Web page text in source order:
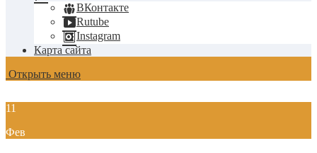
ВКонтакте
Rutube
Instagram
Карта сайта
Открыть меню
11
Фев